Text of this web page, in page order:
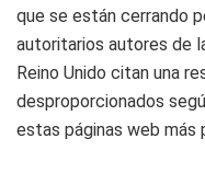
que se están cerrando
autoritarios autores de
Reino Unido citan una
desproporcionados
estas páginas web más